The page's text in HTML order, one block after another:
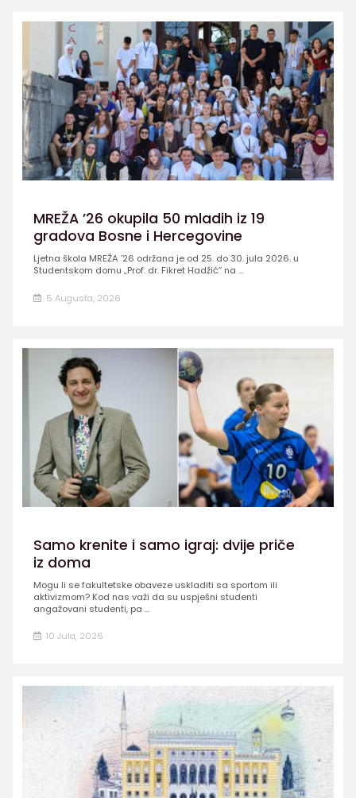
MREŽA ’26 okupila 50 mladih iz 19
gradova Bosne i Hercegovine
Ljetna škola MREŽA ’26 održana je od 25. do 30. jula 2026. u
Studentskom domu „Prof. dr. Fikret Hadžić” na ...
5 Augusta, 2026
Samo krenite i samo igraj: dvije priče
iz doma
Mogu li se fakultetske obaveze uskladiti sa sportom ili
aktivizmom? Kod nas važi da su uspješni studenti
angažovani studenti, pa ...
10 Jula, 2026